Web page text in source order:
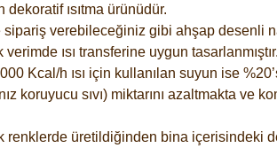
ısıtma ürünüdür.
verebileceğiniz gibi ahşap desenli
ısı transferine uygun
Kcal/h ısı için kullanılan suyun ise
koruyucu sıvı) miktarını azaltmakta
üretildiğinden bina içerisindeki